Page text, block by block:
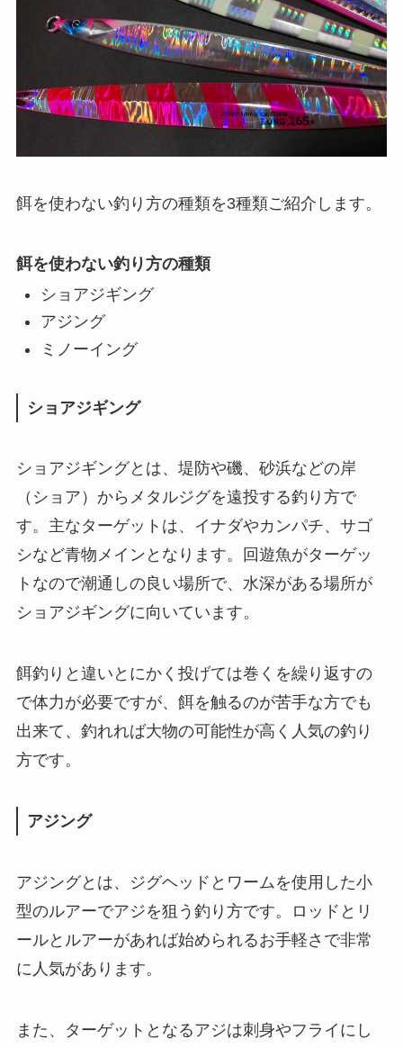
餌を使わない釣り方の種類を3種類ご紹介します。
餌を使わない釣り方の種類
ショアジギング
アジング
ミノーイング
ショアジギング
ショアジギングとは、堤防や磯、砂浜などの岸
（ショア）からメタルジグを遠投する釣り方で
す。主なターゲットは、イナダやカンパチ、サゴ
シなど青物メインとなります。回遊魚がターゲッ
トなので潮通しの良い場所で、水深がある場所が
ショアジギングに向いています。
餌釣りと違いとにかく投げては巻くを繰り返すの
で体力が必要ですが、餌を触るのが苦手な方でも
出来て、釣れれば大物の可能性が高く人気の釣り
方です。
アジング
アジングとは、ジグヘッドとワームを使用した小
型のルアーでアジを狙う釣り方です。ロッドとリ
ールとルアーがあれば始められるお手軽さで非常
に人気があります。
また、ターゲットとなるアジは刺身やフライにし